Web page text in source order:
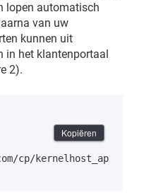
lopen automatisch
van uw
kunnen uit
in het klantenportaal
2).
cp/kernelhost_ap
Kopiëren